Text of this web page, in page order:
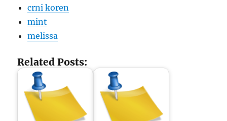
crni koren
mint
melissa
Related Posts: